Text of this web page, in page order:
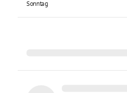
Sonntag